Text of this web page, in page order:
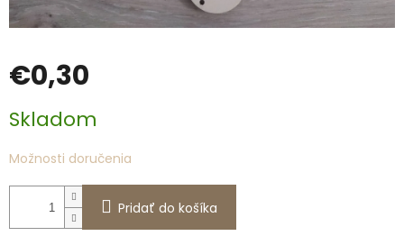
€0,30
cena:
Skladom
Možnosti doručenia
Pridať do košíka